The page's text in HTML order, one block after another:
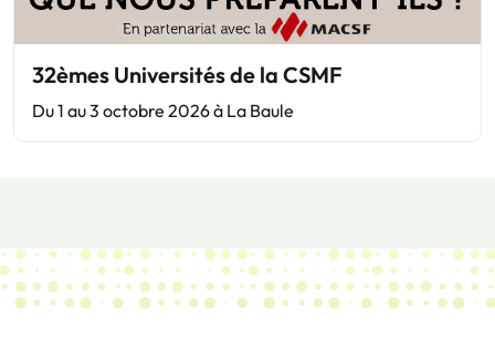
32èmes Universités de la CSMF
Du 1 au 3 octobre 2026 à La Baule